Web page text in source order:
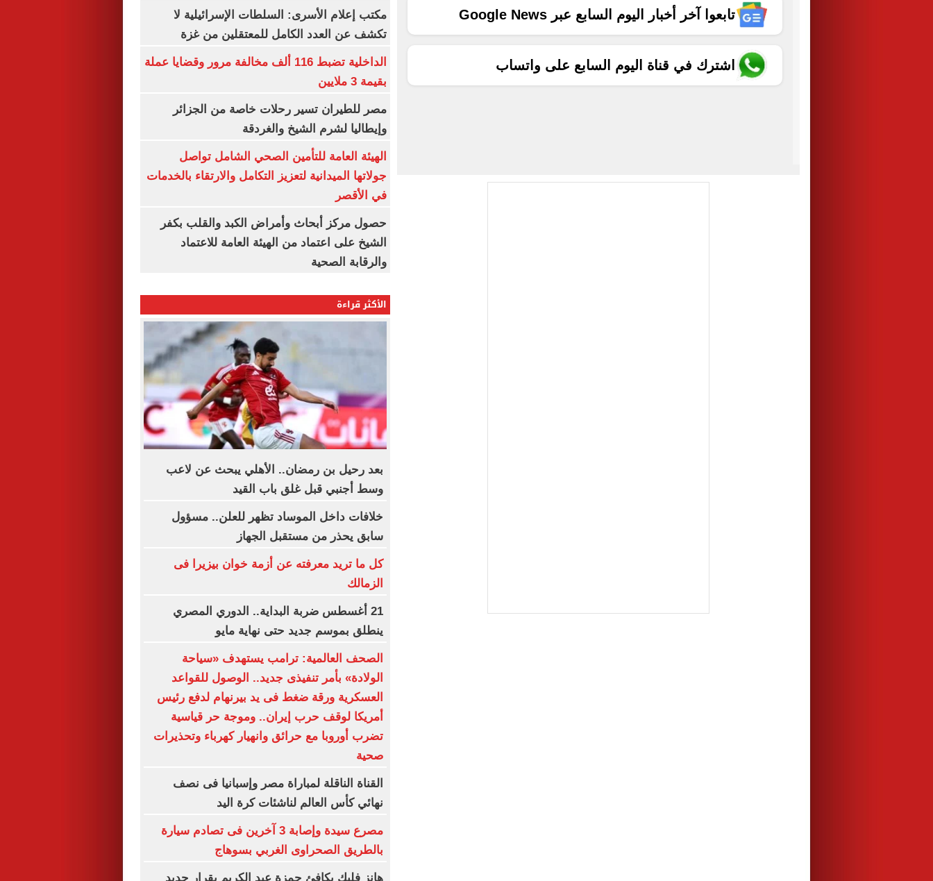
تابعوا آخر أخبار اليوم السابع عبر Google News
اشترك في قناة اليوم السابع على واتساب
مكتب إعلام الأسرى: السلطات الإسرائيلية لا
تكشف عن العدد الكامل للمعتقلين من غزة
الداخلية تضبط 116 ألف مخالفة مرور وقضايا عملة
بقيمة 3 ملايين
مصر للطيران تسير رحلات خاصة من الجزائر
وإيطاليا لشرم الشيخ والغردقة
الهيئة العامة للتأمين الصحي الشامل تواصل
جولاتها الميدانية لتعزيز التكامل والارتقاء بالخدمات
في الأقصر
حصول مركز أبحاث وأمراض الكبد والقلب بكفر
الشيخ على اعتماد من الهيئة العامة للاعتماد
والرقابة الصحية
الأكثر قراءة
بعد رحيل بن رمضان.. الأهلي يبحث عن لاعب
وسط أجنبي قبل غلق باب القيد
خلافات داخل الموساد تظهر للعلن.. مسؤول
سابق يحذر من مستقبل الجهاز
كل ما تريد معرفته عن أزمة خوان بيزيرا فى
الزمالك
21 أغسطس ضربة البداية.. الدوري المصري
ينطلق بموسم جديد حتى نهاية مايو
الصحف العالمية: ترامب يستهدف «سياحة
الولادة» بأمر تنفيذى جديد.. الوصول للقواعد
العسكرية ورقة ضغط فى يد بيرنهام لدفع رئيس
أمريكا لوقف حرب إيران.. وموجة حر قياسية
تضرب أوروبا مع حرائق وانهيار كهرباء وتحذيرات
صحية
القناة الناقلة لمباراة مصر وإسبانيا فى نصف
نهائي كأس العالم لناشئات كرة اليد
مصرع سيدة وإصابة 3 آخرين فى تصادم سيارة
بالطريق الصحراوى الغربي بسوهاج
هانز فليك يكافئ حمزة عبد الكريم بقرار جديد